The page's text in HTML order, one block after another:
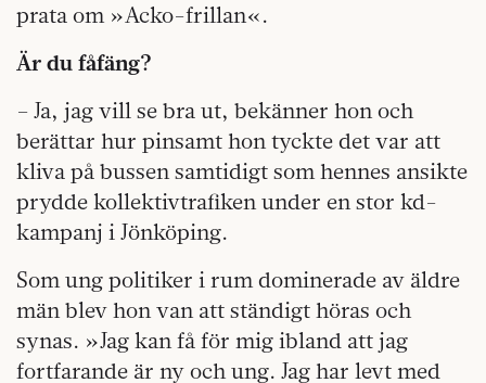
prata om »Acko-frillan«.
Är du fåfäng?
– Ja, jag vill se bra ut, bekänner hon och
berättar hur pinsamt hon tyckte det var att
kliva på bussen samtidigt som hennes ansikte
prydde kollektivtrafiken under en stor kd-
kampanj i Jönköping.
Som ung politiker i rum dominerade av äldre
män blev hon van att ständigt höras och
synas. »Jag kan få för mig ibland att jag
fortfarande är ny och ung. Jag har levt med